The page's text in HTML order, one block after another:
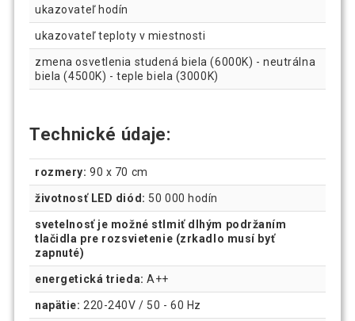
ukazovateľ hodín
ukazovateľ teploty v miestnosti
zmena osvetlenia studená biela (6000K) - neutrálna
biela (4500K) - teple biela (3000K)
Technické údaje:
rozmery: 90 x 70 cm
životnosť LED diód: 50 000 hodín
svetelnosť je možné stlmiť dlhým podržaním
tlačidla pre rozsvietenie (zrkadlo musí byť
zapnuté)
energetická trieda: A++
napätie: 220-240V / 50 - 60 Hz